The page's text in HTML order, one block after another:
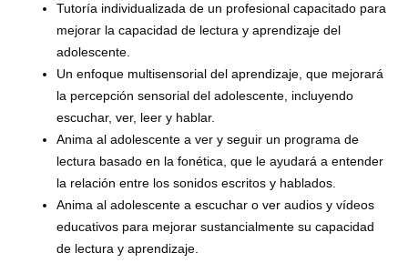
Tutoría individualizada de un profesional capacitado para
mejorar la capacidad de lectura y aprendizaje del
adolescente.
Un enfoque multisensorial del aprendizaje, que mejorará
la percepción sensorial del adolescente, incluyendo
escuchar, ver, leer y hablar.
Anima al adolescente a ver y seguir un programa de
lectura basado en la fonética, que le ayudará a entender
la relación entre los sonidos escritos y hablados.
Anima al adolescente a escuchar o ver audios y vídeos
educativos para mejorar sustancialmente su capacidad
de lectura y aprendizaje.